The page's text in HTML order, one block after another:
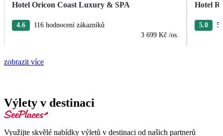
Hotel Oricon Coast Luxury & SPA
4.6
116 hodnocení zákazníků
3 699 Kč /os.
Hotel
5.0
zobrazit více
Výlety v destinaci
Využijte skvělé nabídky výletů v destinaci od našich partnerů